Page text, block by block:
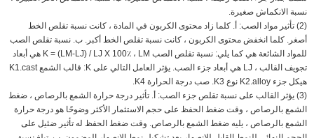
نسبة الانكماش صغيرة.
(2) تأثير مواد الصب: أ. كلما زاد محتوى الكربون في المادة ، كانت نسبة تقلص الخط
أصغر. كلما انخفض محتوى الكربون ، كانت نسبة تقلص الخط أكبر. ب. نسبة تقلص الصب
للمواد الشائعة هي كما يلي: نسبة تقلص الصب K = (LM-LJ) / LJ X 100٪ ، LM هي أبعاد
تجويف القالب ، LJ هي أبعاد جزء الصب. يؤثر العامل التالي على K: قالب الشمع K1.cast
هيكل جزء K2.alloy نوع K3. صب درجة الحرارة K4.
(3) يؤثر القالب على نسبة تقلص جزء الصب: أ. تأثير درجة حرارة الشمع بالرصاص ، ضغط
الشمع بالرصاص ، وقت ضغط الحفظ على حجم الاستثمار الأكثر وضوحًا هو درجة حرارة
الشمع بالرصاص ، يليه ضغط الشمع بالرصاص. وقت ضغط الحفظ له تأثير ضئيل على